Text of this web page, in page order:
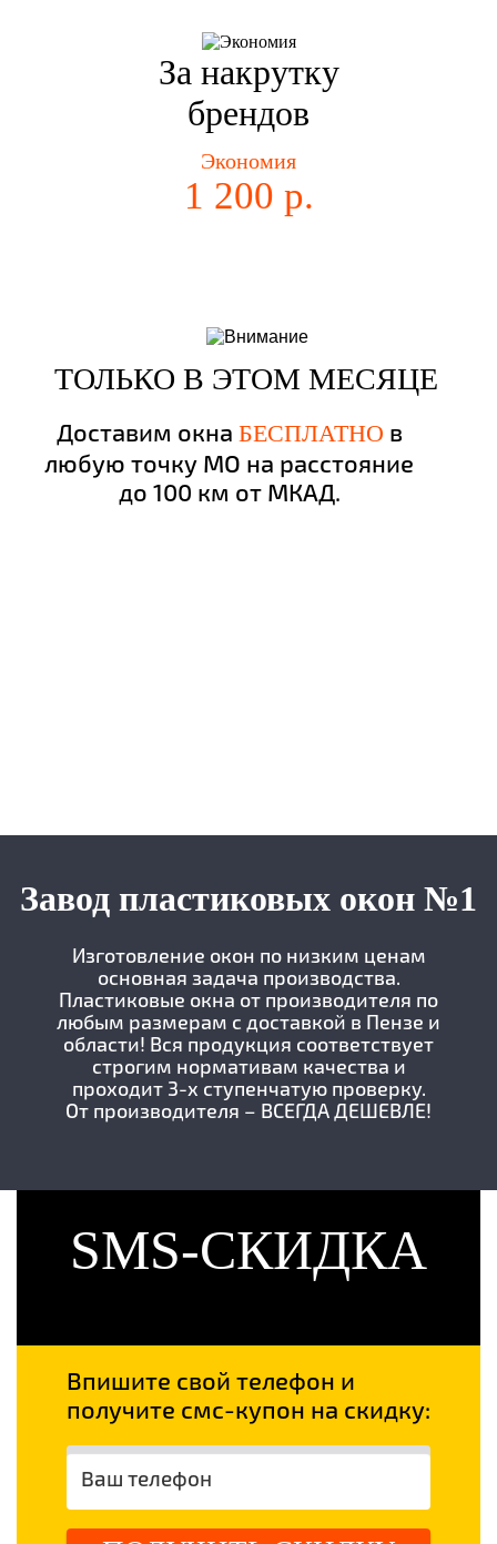
За накрутку
брендов
Экономия
1 200 р.
ТОЛЬКО В ЭТОМ МЕСЯЦЕ
Доставим окна БЕСПЛАТНО в
любую точку МО на расстояние
до 100 км от МКАД.
Завод пластиковых окон №1
Изготовление окон по низким ценам
основная задача производства.
Пластиковые окна от производителя по
любым размерам с доставкой в Пензе и
области! Вся продукция соответствует
строгим нормативам качества и
проходит 3-х ступенчатую проверку.
От производителя – ВСЕГДА ДЕШЕВЛЕ!
SMS-СКИДКА
Впишите свой телефон и
получите смс-купон на скидку: